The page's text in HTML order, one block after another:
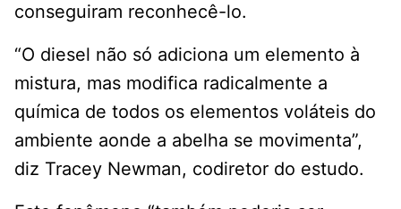
conseguiram reconhecê-lo.
“O diesel não só adiciona um elemento à
mistura, mas modifica radicalmente a
química de todos os elementos voláteis do
ambiente aonde a abelha se movimenta”,
diz Tracey Newman, codiretor do estudo.